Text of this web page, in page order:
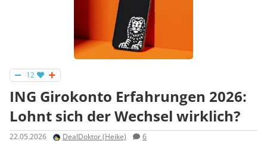
12
ING Girokonto Erfahrungen 2026:
Lohnt sich der Wechsel wirklich?
22.05.2026 DealDoktor (Heike) 6